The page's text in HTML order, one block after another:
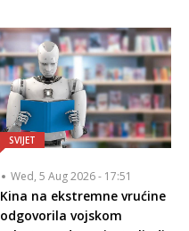
SVIJET
Wed, 5 Aug 2026 - 17:51
Kina na ekstremne vrućine
odgovorila vojskom